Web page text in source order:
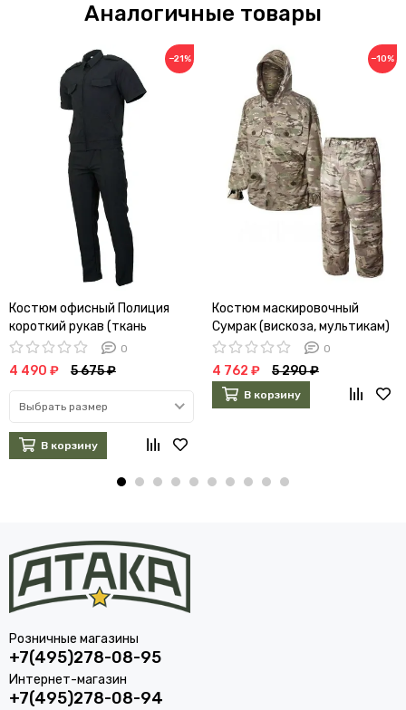
Аналогичные товары
−21%
Костюм офисный Полиция
короткий рукав (ткань
габардин)
0
4 490 ₽ 5 675 ₽
Выбрать размер
В корзину
−10%
Костюм маскировочный
Сумрак (вискоза, мультикам)
0
4 762 ₽ 5 290 ₽
В корзину
Розничные магазины
+7(495)278-08-95
Интернет-магазин
+7(495)278-08-94